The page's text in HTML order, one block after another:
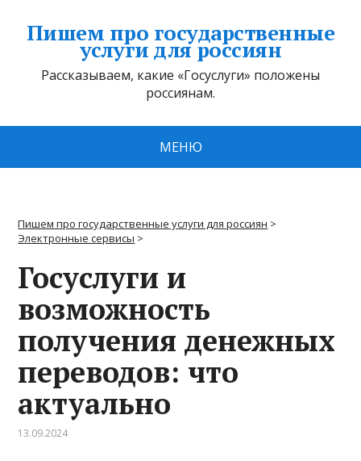
Пишем про государственные
услуги для россиян
Рассказываем, какие «Госуслуги» положены
россиянам.
МЕНЮ
Пишем про государственные услуги для россиян >
Электронные сервисы >
Госуслуги и
возможность
получения денежных
переводов: что
актуально
13.09.2024